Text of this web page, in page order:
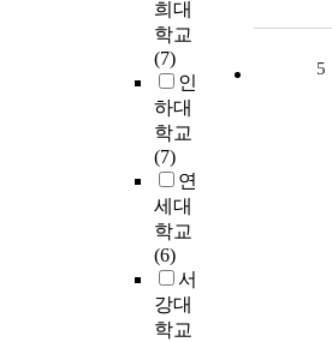
희대
학교
(7)
인
하대
학교
(7)
연
세대
학교
(6)
서
강대
학교
5